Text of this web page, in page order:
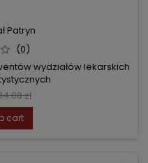
Patryn
(0)
wydziałów lekarskich
zł
cart